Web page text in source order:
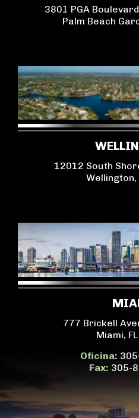
3801 PGA
Palm Beach
12012 South
Wellington,
777 Brickell
Miami,
Oficina:
Fax: 305-